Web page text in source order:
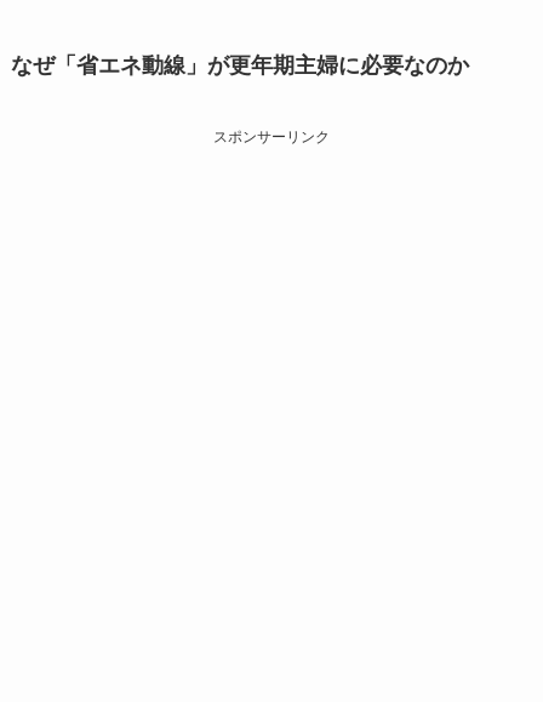
なぜ「省エネ動線」が更年期主婦に必要なのか
スポンサーリンク